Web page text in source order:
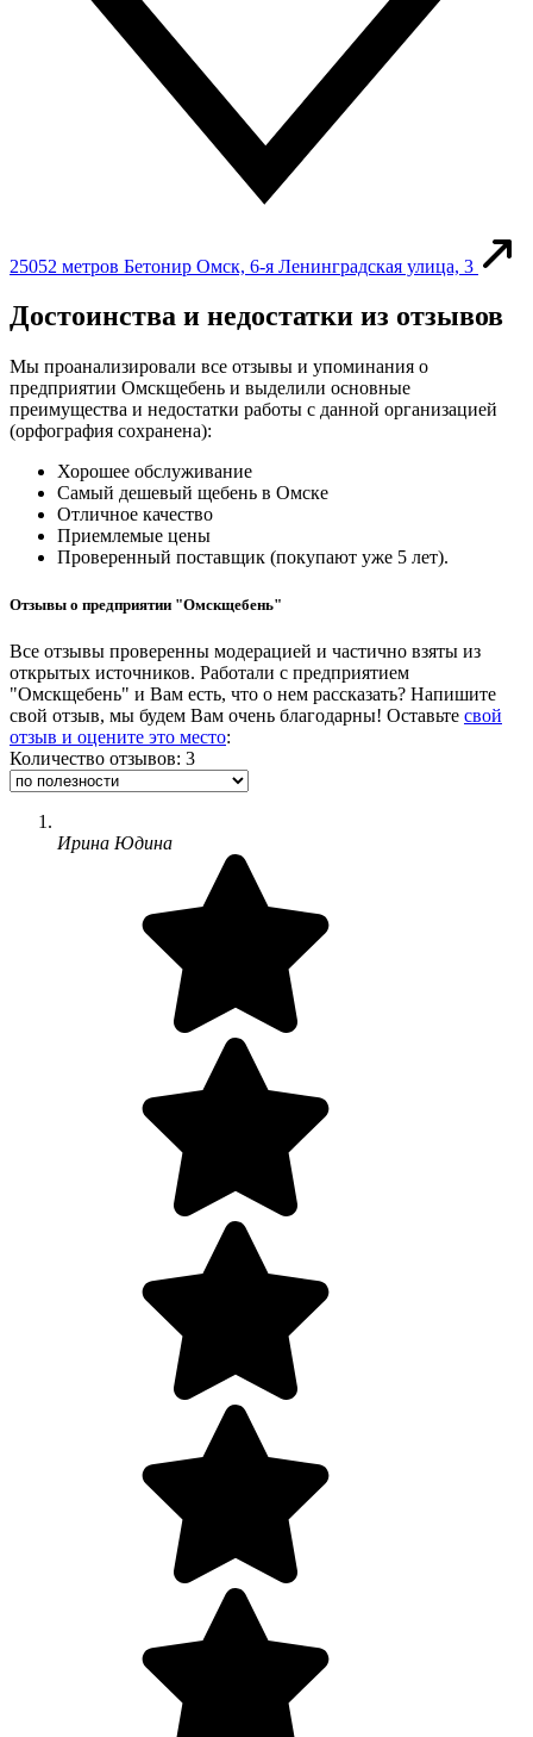
25052 метров Бетонир Омск, 6-я Ленинградская улица, 3
Достоинства и недостатки из отзывов
Мы проанализировали все отзывы и упоминания о
предприятии Омскщебень и выделили основные
преимущества и недостатки работы с данной организацией
(орфография сохранена):
Хорошее обслуживание
Самый дешевый щебень в Омске
Отличное качество
Приемлемые цены
Проверенный поставщик (покупают уже 5 лет).
Отзывы о предприятии "Омскщебень"
Все отзывы проверенны модерацией и частично взяты из
открытых источников. Работали с предприятием
"Омскщебень" и Вам есть, что о нем рассказать? Напишите
свой отзыв, мы будем Вам очень благодарны! Оставьте свой
отзыв и оцените это место:
Количество отзывов: 3
Ирина Юдина